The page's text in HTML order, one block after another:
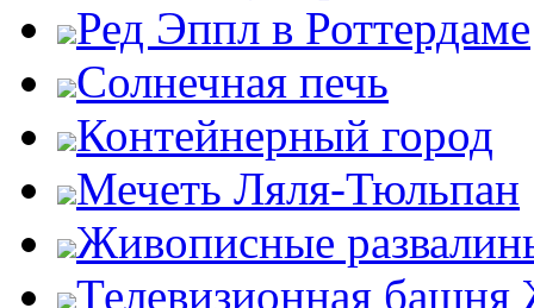
Ред Эппл в Роттердаме
Солнечная печь
Контейнерный город
Мечеть Ляля-Тюльпан
Живописные
Телевизионная